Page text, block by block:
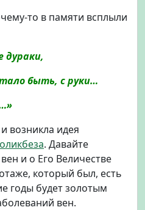
то в памяти всплыли
дураки,
быть, с руки…
возникла идея
. Давайте
и о Его Величестве
который был, есть
годы будет золотым
вен.